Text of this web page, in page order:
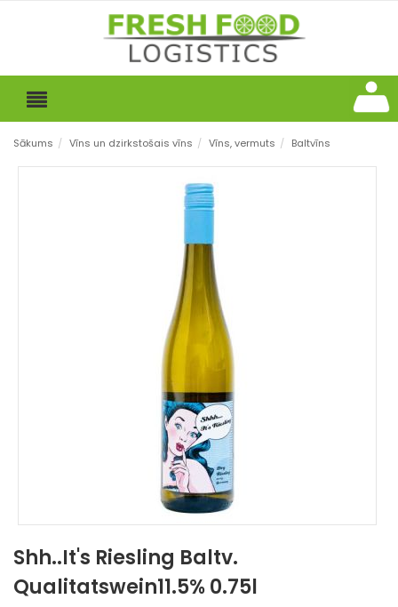
Sākums / Vīns un dzirkstošais vīns / Vīns, vermuts / Baltvīns
Shh..It's Riesling Baltv.
Qualitatswein11.5% 0.75l